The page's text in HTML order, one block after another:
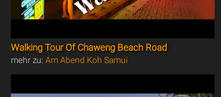
Walking Tour Of Chaweng Beach Road
mehr zu:Am Abend Koh Samui